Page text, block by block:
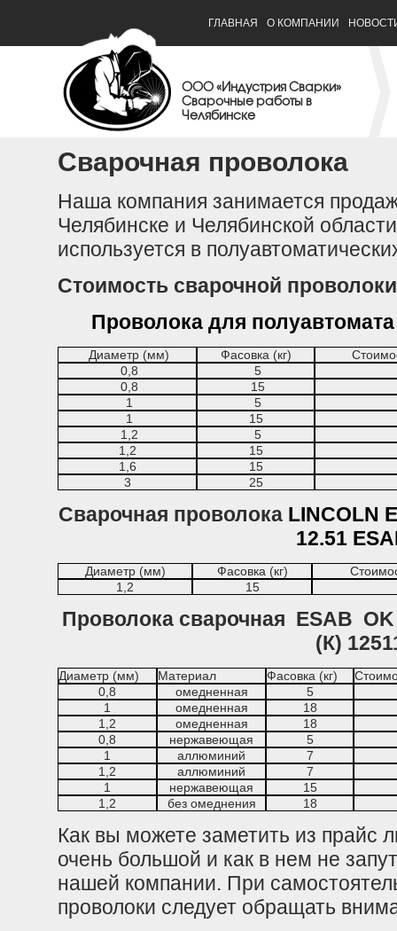
ГЛАВНАЯ О КОМПАНИИ
ООО «Индустрия Сварки»
Сварочные работы в
Челябинске
Сварочная проволока
Наша компания занимается
Челябинске и Челябинской
используется в
Стоимость сварочной
Проволока для
Диаметр (мм) Фасовка (кг)
0,8
5
0,8
15
1
5
1
15
1,2
5
1,2
15
1,6
15
3
25
Сварочная проволока LINCOLN
12.51
Диаметр (мм) Фасовка (кг)
1,2
15
Проволока сварочная ESAB OK
(К)
Диаметр (мм) Материал Фасовка (кг)
0,8
омедненная
5
1
омедненная
18
1,2
омедненная
18
0,8
нержавеющая
5
1
аллюминий
7
1,2
аллюминий
7
1
нержавеющая
15
1,2
без омеднения 18
Как вы можете заметить из прайс
очень большой и как в нем не
нашей компании. При
проволоки следует обращать